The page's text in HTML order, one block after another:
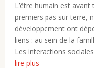
L’être humain est
premiers pas sur terre,
développement ont
liens : au sein de la
Les interactions
lire plus